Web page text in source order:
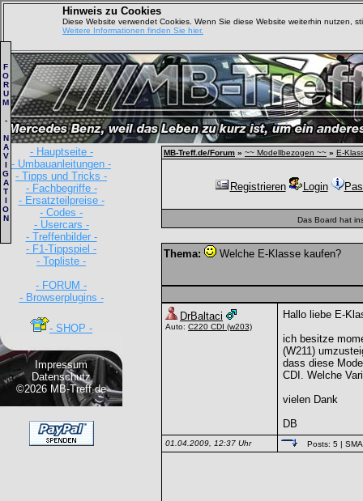
Hinweis zu Cookies
Diese Website verwendet Cookies. Wenn Sie diese Website weiterhin nutzen,
Weitere Informationen finden Sie hier.
- Hauptseite -
- Umbauanleitungen -
- Tipps und Tricks -
- Fachbegriffe -
- Ersatzteilpreise -
- Codes -
- Usercars -
- Treffenbilder -
- F1-Tippspiel -
- Topliste -
- FORUM -
- Browserplugins -
- SHOP -
Impressum
Datenschutz
©2026 MB-Treff.de
F
O
R
U
M
-
N
A
V
I
G
A
T
I
O
N
MB-Treff.de/Forum » ~~ Modellbezogen ~~ » E-
Registrieren Login
Das Board hat
Thema: Welche E-Klasse kaufen?
DrBaltaci
Auto: C220 CDI (w203)
Hallo liebe E-
ich besitze
(W211)
dass diese
CDI. Welche
vielen Dank
DB
01.04.2009, 12:37 Uhr Posts: 5 |